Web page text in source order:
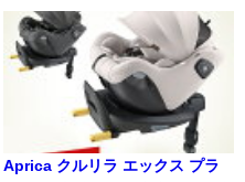
Aprica クルリラ エックス プラ